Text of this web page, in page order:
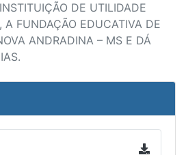
DE UTILIDADE
A FUNDAÇÃO EDUCATIVA DE
ANDRADINA – MS E DÁ